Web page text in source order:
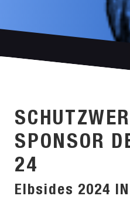
SPONSOR
24
Elbsides 2024 IN